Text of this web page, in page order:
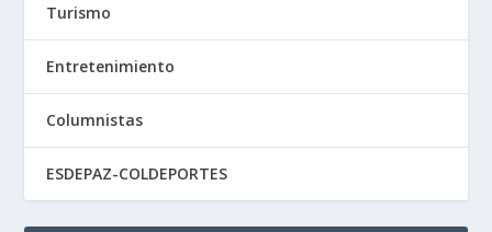
Turismo
Entretenimiento
Columnistas
ESDEPAZ-COLDEPORTES